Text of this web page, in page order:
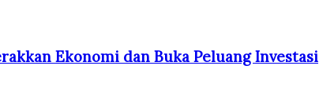
Ekonomi dan Buka Peluang Investasi